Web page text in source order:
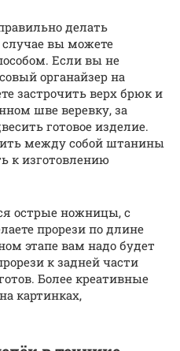
делать
вы можете
Если вы не
органайзер на
застрочить верх брюк и
шве веревку, за
готовое изделие.
между собой штанины
к изготовлению
острые ножницы, с
прорези по длине
этапе вам надо будет
к задней части
Более креативные
картинках,